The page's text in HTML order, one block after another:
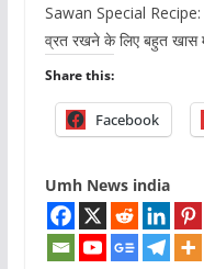
Sawan Special Recipe:
व्रत रखने के लिए बहुत खास
Share this:
Facebook
Umh News india